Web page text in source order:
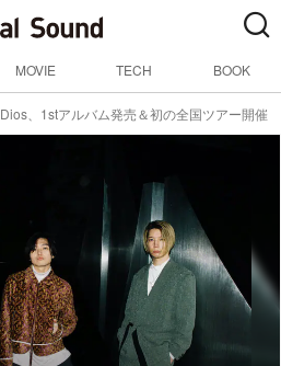
MOVIE TECH BOOK
Dios、1stアルバム発売＆初の全国ツアー開催